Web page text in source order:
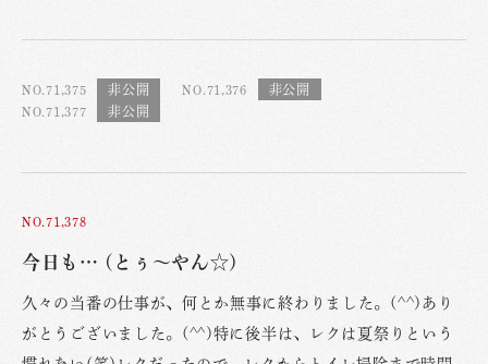
NO.71,375
NO.71,376
NO.71,377
NO.71,378
今日も… (とぅ〜やん☆)
久々の当番の仕事が、何とか無事に終わりました。(^^)あり
がとうございました。(^^)特に後半は、レクは夏祭りという